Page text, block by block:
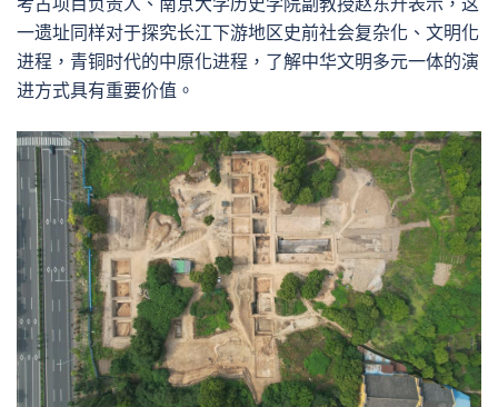
一遗址同样对于探究长江下游地区史前社会复杂化、文明化
进程，青铜时代的中原化进程，了解中华文明多元一体的演
进方式具有重要价值。